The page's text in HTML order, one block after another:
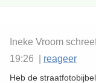
Ineke Vroom
19:26 | reageer
Heb de